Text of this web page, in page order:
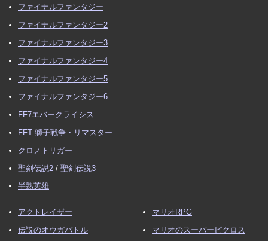
ファイナルファンタジー
ファイナルファンタジー2
ファイナルファンタジー3
ファイナルファンタジー4
ファイナルファンタジー5
ファイナルファンタジー6
FF7エバークライシス
FFT 獅子戦争・リマスター
クロノトリガー
聖剣伝説2 / 聖剣伝説3
半熟英雄
アクトレイザー
伝説のオウガバトル
マリオRPG
マリオのスーパーピクロス